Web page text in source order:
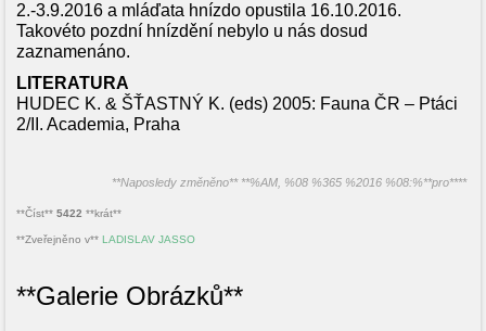
2.-3.9.2016 a mláďata hnízdo opustila 16.10.2016.
Takovéto pozdní hnízdění nebylo u nás dosud
zaznamenáno.
LITERATURA
HUDEC K. & ŠŤASTNÝ K. (eds) 2005: Fauna ČR – Ptáci
2/II. Academia, Praha
**Naposledy změněno** **%AM, %08 %365 %2016 %08:%**pro****
**Číst** 5422 **krát**
**Zveřejněno v** LADISLAV JASSO
**Galerie Obrázků**